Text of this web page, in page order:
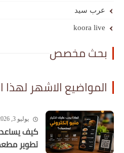
عرب سيد
koora live
بحث مخصص
المواضيع الاشهر لهذا
يوليو 3, 2026
كيف يساعد
تطوير مطعمك